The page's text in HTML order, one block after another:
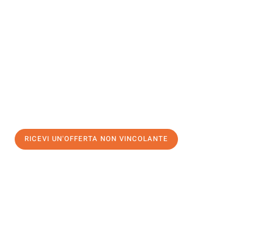
RICEVI UN'OFFERTA NON VINCOLANTE